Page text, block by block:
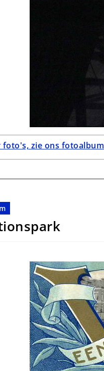
foto's, zie ons fotoalbum